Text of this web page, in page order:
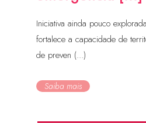
Iniciativa ainda pouco
fortalece a capacidade de
de preven (...)
Saiba mais